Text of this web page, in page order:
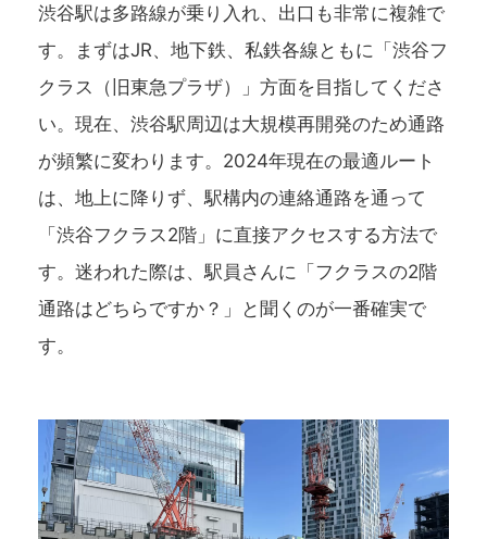
渋谷駅は多路線が乗り入れ、出口も非常に複雑で
す。まずはJR、地下鉄、私鉄各線ともに「渋谷フ
クラス（旧東急プラザ）」方面を目指してくださ
い。現在、渋谷駅周辺は大規模再開発のため通路
が頻繁に変わります。2024年現在の最適ルート
は、地上に降りず、駅構内の連絡通路を通って
「渋谷フクラス2階」に直接アクセスする方法で
す。迷われた際は、駅員さんに「フクラスの2階
通路はどちらですか？」と聞くのが一番確実で
す。